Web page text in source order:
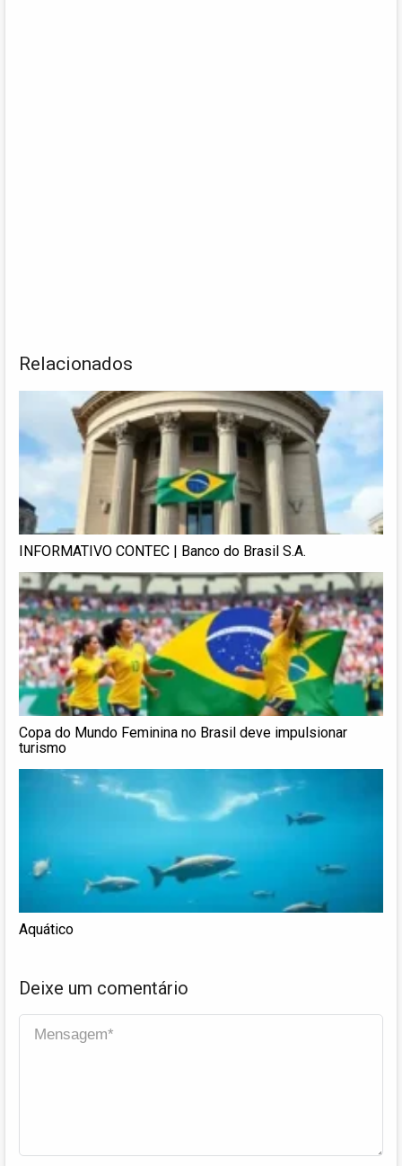
Relacionados
INFORMATIVO CONTEC | Banco do Brasil S.A.
Copa do Mundo Feminina no Brasil deve impulsionar
turismo
Aquático
Deixe um comentário